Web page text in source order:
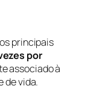
principais
por
associado à
de vida.